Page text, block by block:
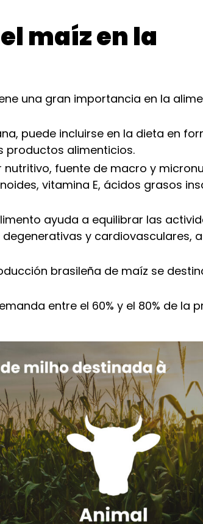
maíz en la
una gran importancia en la
puede incluirse en la dieta en
productos alimenticios.
fuente de macro y
vitamina E, ácidos grasos
ayuda a equilibrar las
y cardiovasculares,
brasileña de maíz se
entre el 60% y el 80% de la